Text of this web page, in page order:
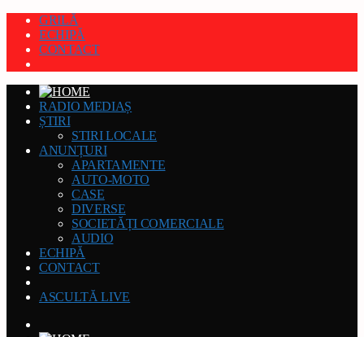
GRILĂ
ECHIPĂ
CONTACT
RADIO MEDIAȘ
ȘTIRI
STIRI LOCALE
ANUNȚURI
APARTAMENTE
AUTO-MOTO
CASE
DIVERSE
SOCIETĂȚI COMERCIALE
AUDIO
ECHIPĂ
CONTACT
ASCULTĂ LIVE